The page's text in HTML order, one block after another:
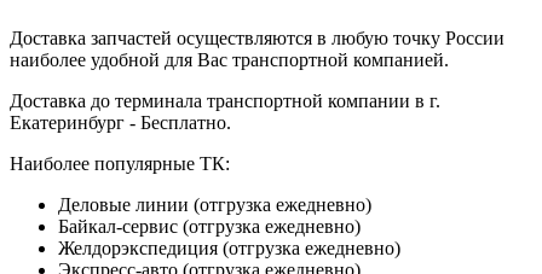
Доставка запчастей осуществляются в любую точку России
наиболее удобной для Вас транспортной компанией.
Доставка до терминала транспортной компании в г.
Екатеринбург - Бесплатно.
Наиболее популярные ТК:
Деловые линии (отгрузка ежедневно)
Байкал-сервис (отгрузка ежедневно)
Желдорэкспедиция (отгрузка ежедневно)
Экспресс-авто (отгрузка ежедневно)